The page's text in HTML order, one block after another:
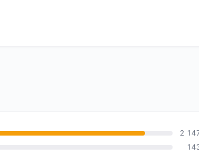
2